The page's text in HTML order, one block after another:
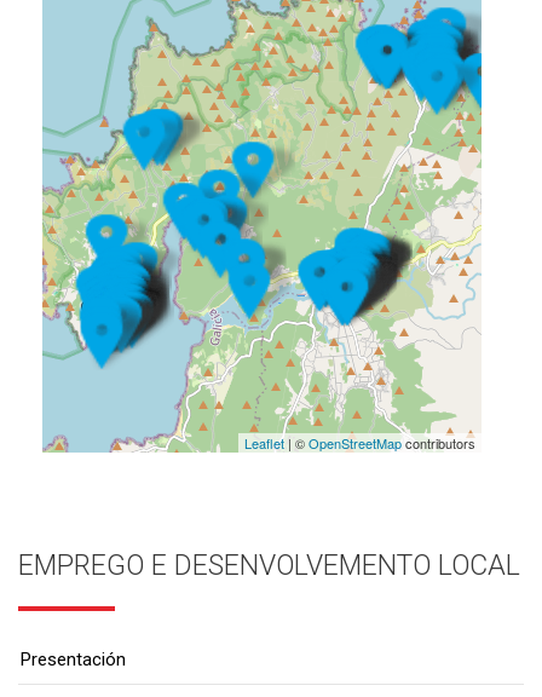
Leaflet| ©OpenStreetMapcontributors
EMPREGO E DESENVOLVEMENTO LOCAL
Presentación